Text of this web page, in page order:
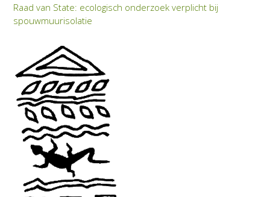
Raad van State: eco­lo­gisch on­der­zoek verplicht bij
spouwmuuriso­latie